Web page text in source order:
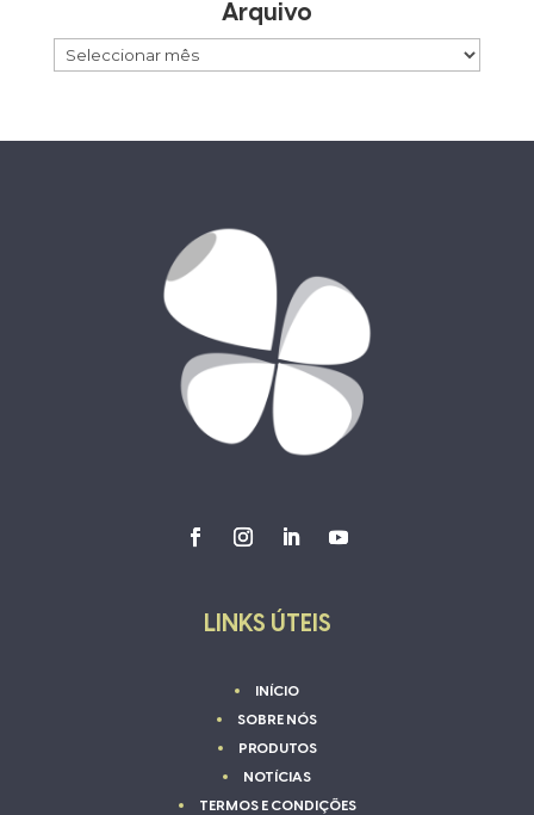
Arquivo
Arquivo
LINKS ÚTEIS
INÍCIO
SOBRE NÓS
PRODUTOS
NOTÍCIAS
TERMOS E CONDIÇÕES